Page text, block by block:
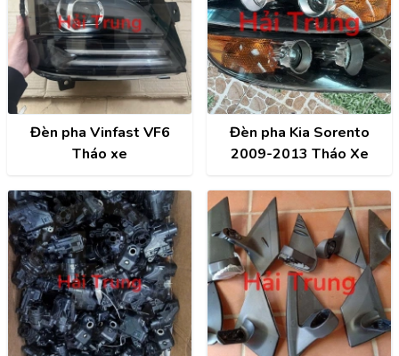
Đèn pha Vinfast VF6
Tháo xe
Đèn pha Kia Sorento
2009-2013 Tháo Xe